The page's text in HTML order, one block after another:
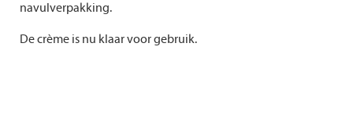
navulverpakking.
De crème is nu klaar voor gebruik.